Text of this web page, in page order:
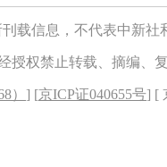
载信息，不代表中新
授权禁止转载、摘编、
） ] [京ICP证040655号] [